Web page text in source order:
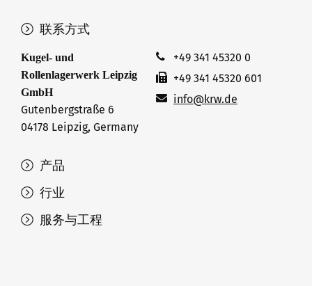
产品
行业
服务与工程
联系方式
Kugel- und
Rollenlagerwerk Leipzig
GmbH
Gutenbergstraße 6
04178 Leipzig, Germany
+49 341 45320 0
+49 341 45320 601
info@krw.de